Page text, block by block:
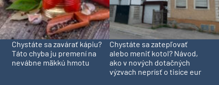
Chystáte sa zavárať kápiu?
Táto chyba ju premení na
nevábne mäkkú hmotu
Chystáte sa zatepľovať
alebo meniť kotol? Návod,
ako v nových dotačných
výzvach neprísť o tisíce eur